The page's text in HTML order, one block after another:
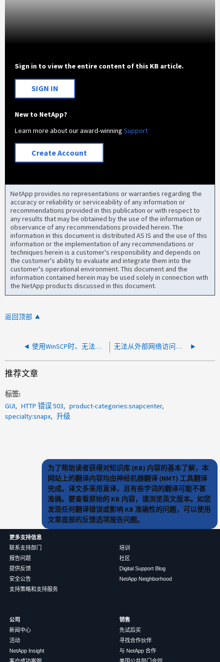
Sign in to view the entire content of this KB article.
SIGN IN
New to NetApp?
Learn more about our award-winningSupport
Create Account
NetApp provides no representations or warranties regarding the
accuracy or reliability or serviceability of any information or
recommendations provided in this publication or with respect to
any results that may be obtained by the use of the information or
observance of any recommendations provided herein. The
information in this document is distributed AS IS and the use of this
information or the implementation of any recommendations or
techniques herein is a customer's responsibility and depends on
the customer's ability to evaluate and integrate them into the
customer's operational environment. This document and the
information contained herein may be used solely in connection with
the NetApp products discussed in this document.
返回顶部
使用WinSCP时、无法通过SFTP访问4号选择控制器4.8 无法从外部网络访问集群 IP 地址
推荐文章
标签
GUI
HTTP 错误 503
product-categories:snapcenter
specialty:snapx
升级
为了帮助读者获得对知识库 (KB) 内容的基本了解，本
网站上的翻译内容均由神经机器翻译 (NMT) 工具翻译
完成。译文多采用直译，且有些字词的翻译可能不甚
准确。要查看原始的 KB 内容，请浏览英文版本。如您
发现任何翻译错误或影响 KB 准确性的问题，可以使用
文章底部的反馈选项报告问题。
更多支持信息
联系支持部门
报告问题
提供反馈
安全公告
支持策略和支持服务
培训
社区
Digital Support Blog
NetApp Neighborhood
公司
新闻中心
活动
NetApp Insight
销售
先试后买
寻找合作伙伴
与 NetApp 合作